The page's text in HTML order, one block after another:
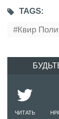
TAGS:
Квир
ЧИТАТЬ